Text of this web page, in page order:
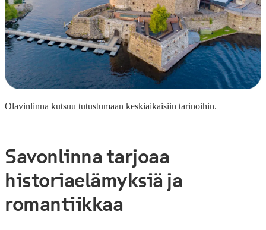
Olavinlinna kutsuu tutustumaan keskiaikaisiin tarinoihin.
Savonlinna tarjoaa
historiaelämyksiä ja
romantiikkaa